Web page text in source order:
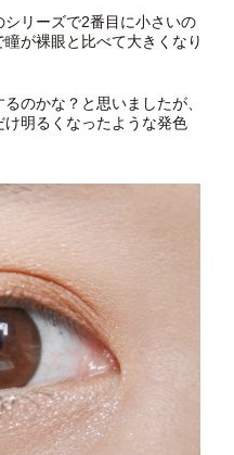
リーズで2番目に小さいの
が裸眼と比べて大きくなり
のかな？と思いましたが、
明るくなったような発色